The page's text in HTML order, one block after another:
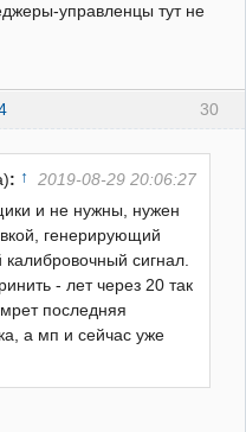
управленцы тут не
30
: ↑
2019-08-29 20:06:27
и не нужны, нужен
генерирующий
сигнал.
- лет через 20 так
последняя
а мп и сейчас уже